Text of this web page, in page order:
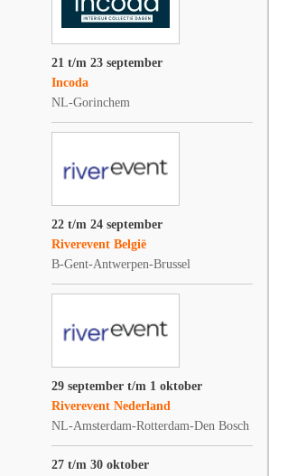
21 t/m 23 september
Incoda
NL-Gorinchem
22 t/m 24 september
Riverevent België
B-Gent-Antwerpen-Brussel
29 september t/m 1 oktober
Riverevent Nederland
NL-Amsterdam-Rotterdam-Den Bosch
27 t/m 30 oktober